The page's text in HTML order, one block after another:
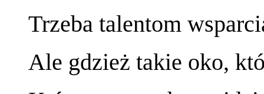
Trzeba talentom
Ale gdzież takie oko,